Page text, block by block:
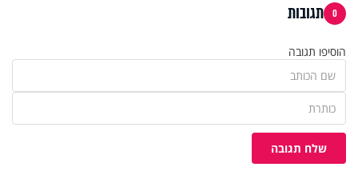
0 תגובות
הוסיפו תגובה
שלח תגובה